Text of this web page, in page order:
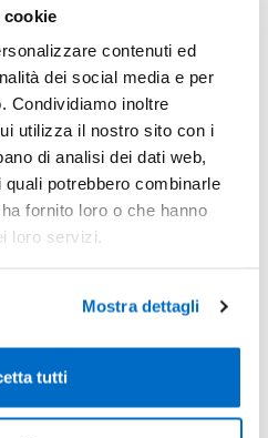
contenuti ed
dei social media e per
Condividiamo inoltre
utilizza il nostro sito con i
di analisi dei dati web,
potrebbero combinarle
fornito loro o che hanno
loro servizi.
Mostra dettagli
tutti
Sconto € cadauno
- € 1,35
-32% € 0,91
-36%
-38% € 0,83
per quantità merce neutra e prezzi IVA
1,06IVA incl.